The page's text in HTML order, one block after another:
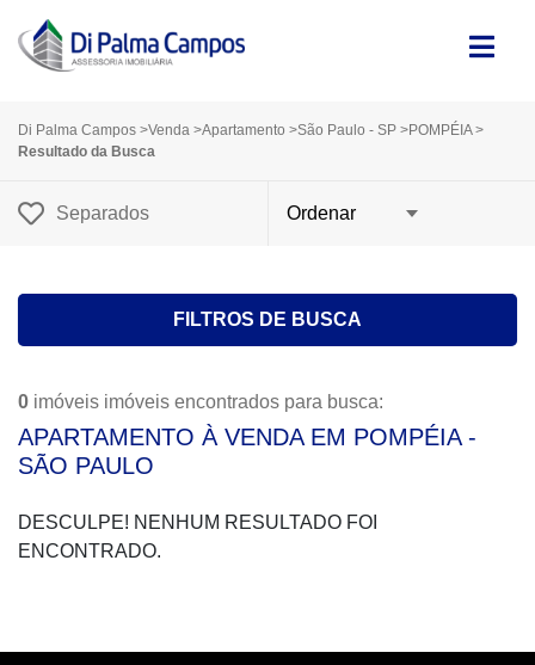
Di Palma Campos >Venda >Apartamento >São Paulo - SP >POMPÉIA>
Resultado da Busca
Separados
FILTROS DE BUSCA
0 imóveis imóveis encontrados para busca:
APARTAMENTO À VENDA EM POMPÉIA -
SÃO PAULO
DESCULPE! NENHUM RESULTADO FOI
ENCONTRADO.